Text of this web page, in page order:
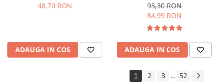
48,70 RON
ADAUGA IN COS
93,30 RON
84,99 RON
ADAUGA IN COS
1 2 3 ... 52